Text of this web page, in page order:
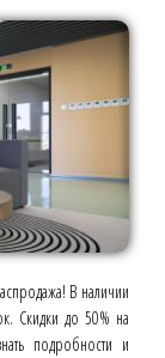
В наличии
Скидки до 50% на
подробности и